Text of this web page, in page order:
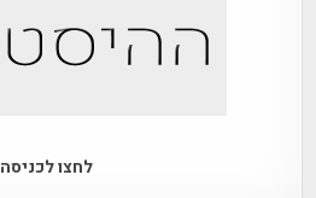
לחצו לכניסה